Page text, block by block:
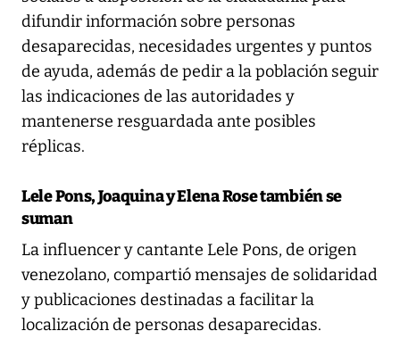
difundir información sobre personas
desaparecidas, necesidades urgentes y puntos
de ayuda, además de pedir a la población seguir
las indicaciones de las autoridades y
mantenerse resguardada ante posibles
réplicas.
Lele Pons, Joaquina y Elena Rose también se
suman
La influencer y cantante Lele Pons, de origen
venezolano, compartió mensajes de solidaridad
y publicaciones destinadas a facilitar la
localización de personas desaparecidas.